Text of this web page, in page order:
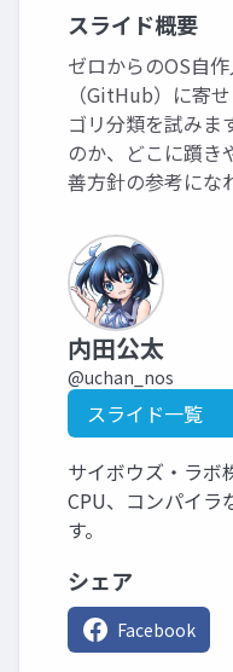
スライド概要
ゼロからのOS自
（GitHub）に寄
ゴリ分類を試みま
のか、どこに躓き
善方針の参考にな
内田公太
@uchan_nos
スライド一覧
サイボウズ・ラボ
CPU、コンパイラ
す。
シェア
Facebook